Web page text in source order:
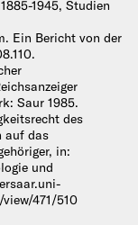
1945, Studien
Ein Bericht von der
Saur 1985.
des
auf das
in:
und
471/510